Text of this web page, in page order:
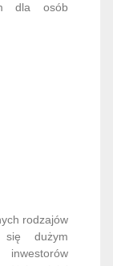
dla osób
rodzajów
się dużym